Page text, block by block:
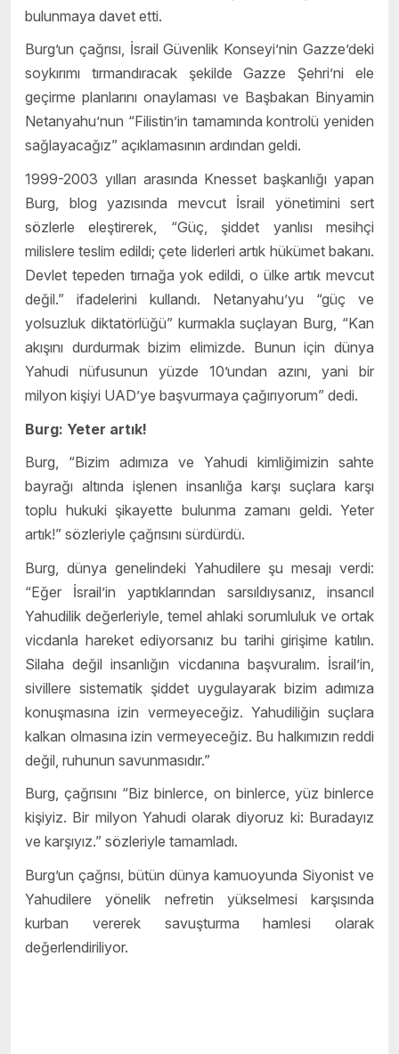
bulunmaya davet etti.
Burg’un çağrısı, İsrail Güvenlik Konseyi’nin Gazze’deki
soykırımı tırmandıracak şekilde Gazze Şehri’ni ele
geçirme planlarını onaylaması ve Başbakan Binyamin
Netanyahu’nun “Filistin’in tamamında kontrolü yeniden
sağlayacağız” açıklamasının ardından geldi.
1999-2003 yılları arasında Knesset başkanlığı yapan
Burg, blog yazısında mevcut İsrail yönetimini sert
sözlerle eleştirerek, “Güç, şiddet yanlısı mesihçi
milislere teslim edildi; çete liderleri artık hükümet bakanı.
Devlet tepeden tırnağa yok edildi, o ülke artık mevcut
değil.” ifadelerini kullandı. Netanyahu’yu “güç ve
yolsuzluk diktatörlüğü” kurmakla suçlayan Burg, “Kan
akışını durdurmak bizim elimizde. Bunun için dünya
Yahudi nüfusunun yüzde 10’undan azını, yani bir
milyon kişiyi UAD’ye başvurmaya çağırıyorum” dedi.
Burg: Yeter artık!
Burg, “Bizim adımıza ve Yahudi kimliğimizin sahte
bayrağı altında işlenen insanlığa karşı suçlara karşı
toplu hukuki şikayette bulunma zamanı geldi. Yeter
artık!” sözleriyle çağrısını sürdürdü.
Burg, dünya genelindeki Yahudilere şu mesajı verdi:
“Eğer İsrail’in yaptıklarından sarsıldıysanız, insancıl
Yahudilik değerleriyle, temel ahlaki sorumluluk ve ortak
vicdanla hareket ediyorsanız bu tarihi girişime katılın.
Silaha değil insanlığın vicdanına başvuralım. İsrail’in,
sivillere sistematik şiddet uygulayarak bizim adımıza
konuşmasına izin vermeyeceğiz. Yahudiliğin suçlara
kalkan olmasına izin vermeyeceğiz. Bu halkımızın reddi
değil, ruhunun savunmasıdır.”
Burg, çağrısını “Biz binlerce, on binlerce, yüz binlerce
kişiyiz. Bir milyon Yahudi olarak diyoruz ki: Buradayız
ve karşıyız.” sözleriyle tamamladı.
Burg’un çağrısı, bütün dünya kamuoyunda Siyonist ve
Yahudilere yönelik nefretin yükselmesi karşısında
kurban vererek savuşturma hamlesi olarak
değerlendiriliyor.